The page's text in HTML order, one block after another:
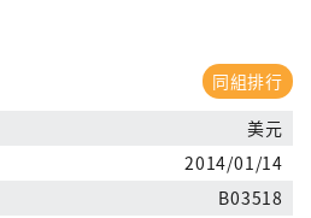
同組排行
美元
2014/01/14
B03518